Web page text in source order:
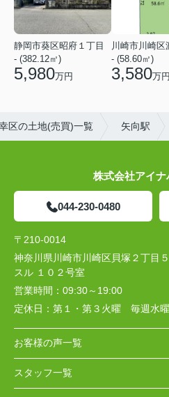
静岡市葵区昭府１丁目
- (382.12㎡)
5,980万円
川崎市川崎区
- (58.60㎡)
3,580万円
区の土地(売買)一覧 矢向駅
株式会社アイ
044-230-0480
〒210-0014
神奈川県川崎市川崎区貝塚２丁目
スル １０２号室
営業時間： 09:30～19:00
定休日： 第１・第３火曜 毎週水
お客様の声一覧
スタッフ一覧